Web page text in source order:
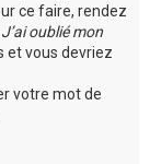
ce faire, rendez
J’ai oublié mon
et vous devriez
votre mot de